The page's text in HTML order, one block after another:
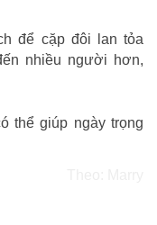
để cặp đôi lan tỏa
nhiều người hơn,
thể giúp ngày trọng